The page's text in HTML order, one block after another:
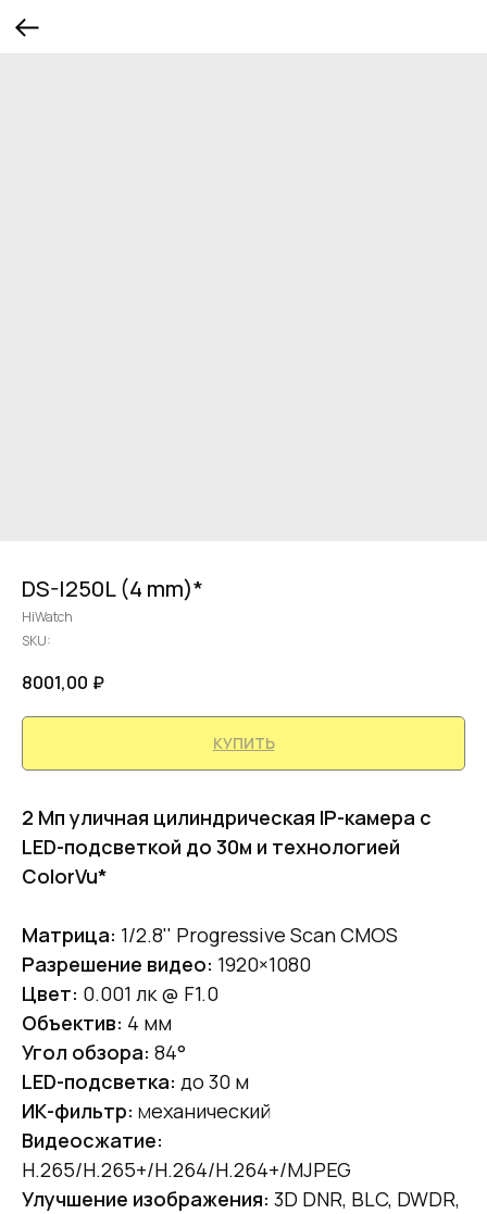
DS-I250L (4 mm)*
HiWatch
SKU:
8001,00 ₽
КУПИТЬ
2 Мп уличная цилиндрическая IP-камера с
LED-подсветкой до 30м и технологией
ColorVu*
Матрица: 1/2.8'' Progressive Scan CMOS
Разрешение видео: 1920×1080
Цвет: 0.001 лк @ F1.0
Объектив: 4 мм
Угол обзора: 84°
LED-подсветка: до 30 м
ИК-фильтр: механический
Видеосжатие:
H.265/H.265+/H.264/H.264+/MJPEG
Улучшение изображения: 3D DNR, BLC, DWDR,